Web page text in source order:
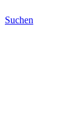
Suchen